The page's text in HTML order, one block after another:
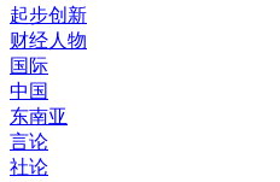
起步创新
财经人物
国际
中国
东南亚
言论
社论